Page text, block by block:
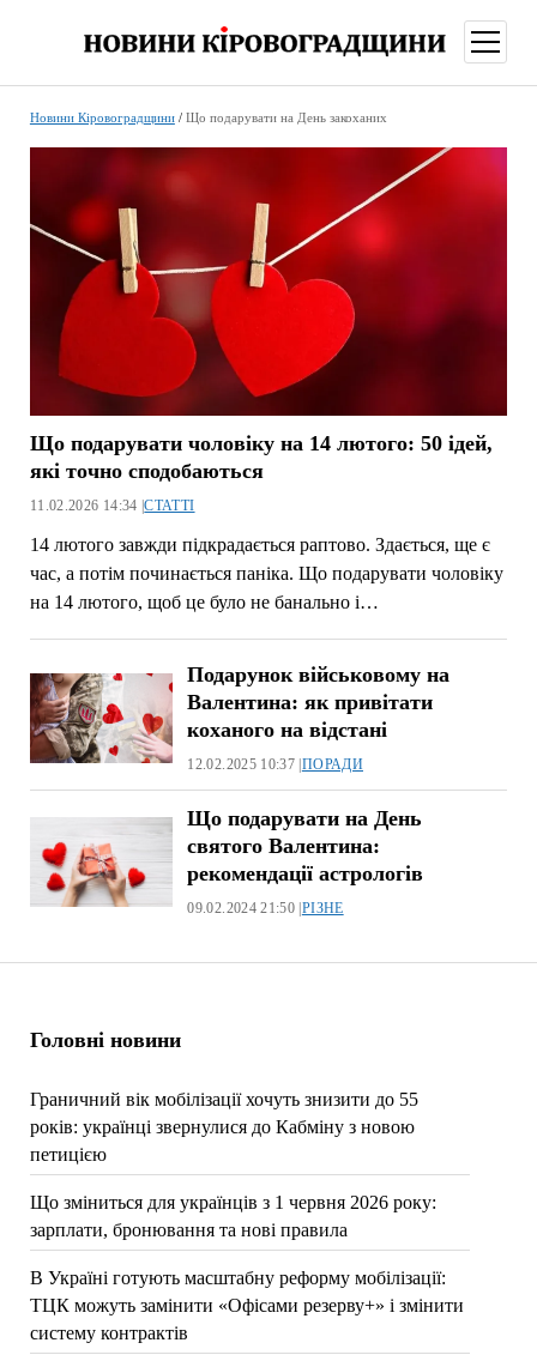
меню
Головні новини
Граничний вік мобілізації хочуть знизити до 55
років: українці звернулися до Кабміну з новою
петицією
Що зміниться для українців з 1 червня 2026 року:
зарплати, бронювання та нові правила
В Україні готують масштабну реформу мобілізації:
ТЦК можуть замінити «Офісами резерву+» і змінити
систему контрактів
Новини Кіровоградщини/ Що подарувати на День закоханих
Що подарувати чоловіку на 14 лютого: 50 ідей,
які точно сподобаються
11.02.2026 14:34 |СТАТТІ
14 лютого завжди підкрадається раптово. Здається, ще є
час, а потім починається паніка. Що подарувати чоловіку
на 14 лютого, щоб це було не банально і…
Подарунок військовому на
Валентина: як привітати
коханого на відстані
12.02.2025 10:37 |ПОРАДИ
Що подарувати на День
святого Валентина:
рекомендації астрологів
09.02.2024 21:50 |РІЗНЕ